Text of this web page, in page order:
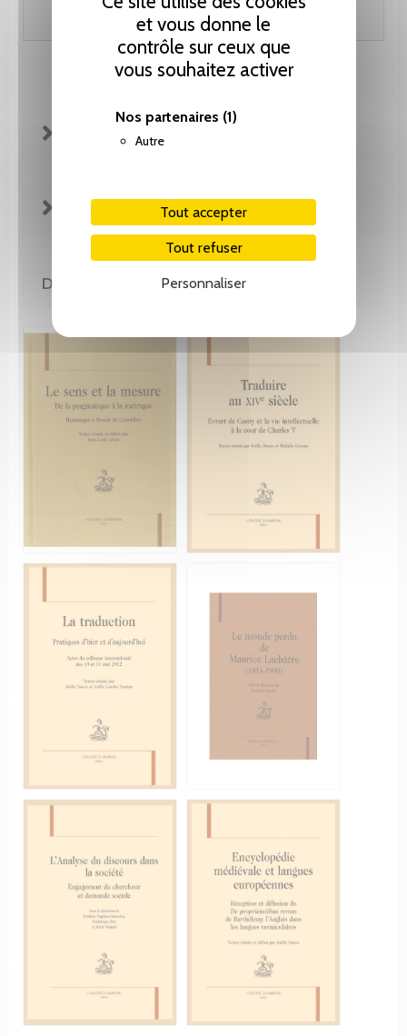
et vous donne le
contrôle sur ceux que
vous souhaitez activer
Nos partenaires (1)
Autre
Tout accepter
Tout refuser
Personnaliser
Ajouter au panier
FICHE TECHNIQUE
EXTRAITS
DE LA MÊME COLLECTION